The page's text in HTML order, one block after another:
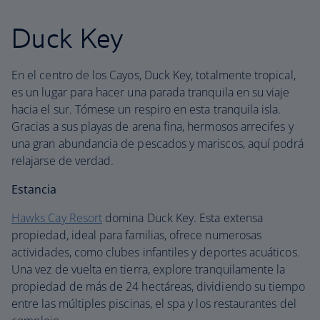
Duck Key
En el centro de los Cayos, Duck Key, totalmente tropical,
es un lugar para hacer una parada tranquila en su viaje
hacia el sur. Tómese un respiro en esta tranquila isla.
Gracias a sus playas de arena fina, hermosos arrecifes y
una gran abundancia de pescados y mariscos, aquí podrá
relajarse de verdad.
Estancia
Hawks Cay Resort domina Duck Key. Esta extensa
propiedad, ideal para familias, ofrece numerosas
actividades, como clubes infantiles y deportes acuáticos.
Una vez de vuelta en tierra, explore tranquilamente la
propiedad de más de 24 hectáreas, dividiendo su tiempo
entre las múltiples piscinas, el spa y los restaurantes del